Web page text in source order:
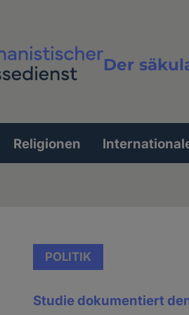
Der
Religionen
POLITIK
Studie dokumentiert